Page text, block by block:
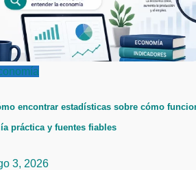
encontrar estadísticas sobre cómo
práctica y fuentes fiables
3, 2026